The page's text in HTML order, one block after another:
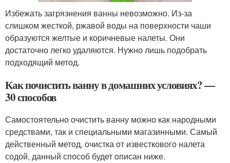
Избежать загрязнения ванны невозможно. Из-за
слишком жесткой, ржавой воды на поверхности чаши
образуются желтые и коричневые налеты. Они
достаточно легко удаляются. Нужно лишь подобрать
подходящий метод.
Как почистить ванну в домашних условиях? —
30 способов
Самостоятельно очистить ванну можно как народными
средствами, так и специальными магазинными. Самый
действенный метод, очистка от известкового налета
содой, данный способ будет описан ниже.